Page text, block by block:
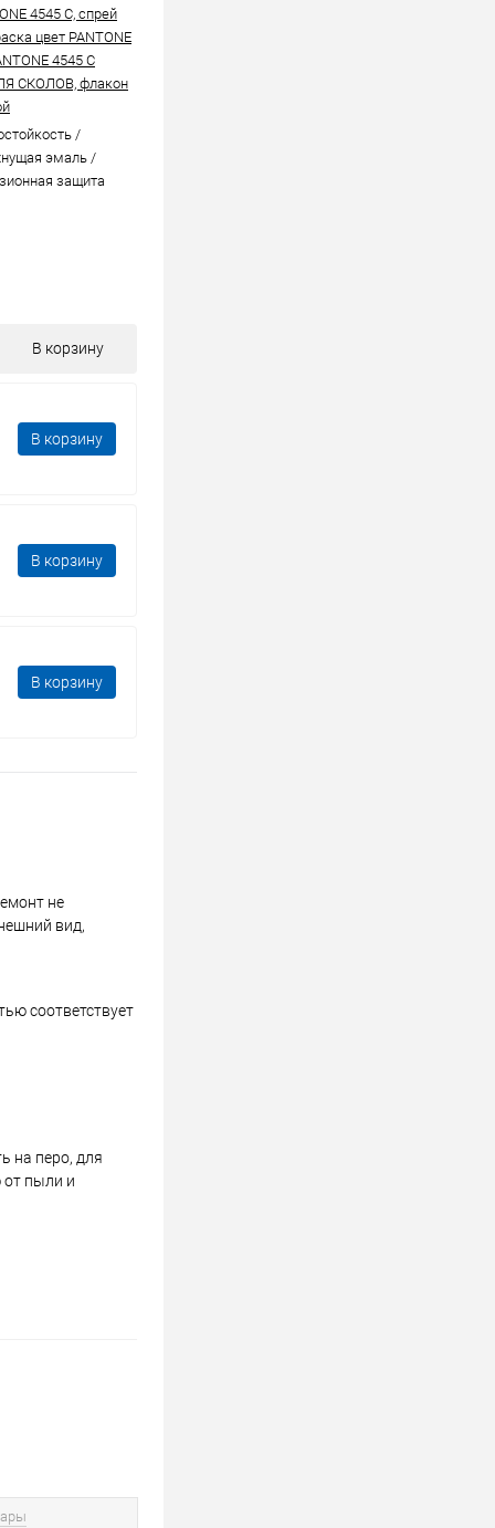
4545 C, спрей
цвет PANTONE
4545 C
СКОЛОВ, флакон
/
эмаль /
защита
В корзину
В корзину
В корзину
В корзину
не
вид,
соответствует
на перо, для
от пыли и